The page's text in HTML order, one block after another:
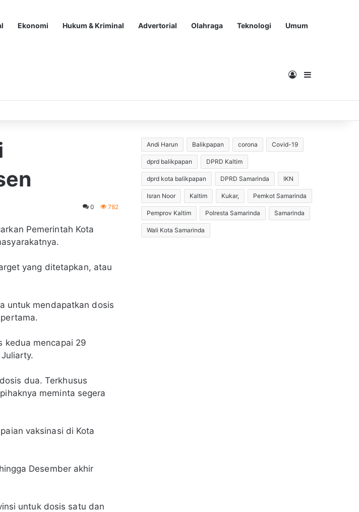
Ekonomi Hukum & Kriminal Advertorial Olahraga Teknologi Umum
MasukSidebar
0 782
Pemerintah Kota
yang ditetapkan, atau
untuk mendapatkan dosis
kedua mencapai 29
dua. Terkhusus
meminta segera
vaksinasi di Kota
Desember akhir
untuk dosis satu dan
Andi Harun Balikpapan corona Covid-19
dprd balikpapan DPRD Kaltim
dprd kota balikpapan DPRD Samarinda IKN
Isran Noor Kaltim Kukar, Pemkot Samarinda
Pemprov Kaltim Polresta Samarinda Samarinda
Wali Kota Samarinda